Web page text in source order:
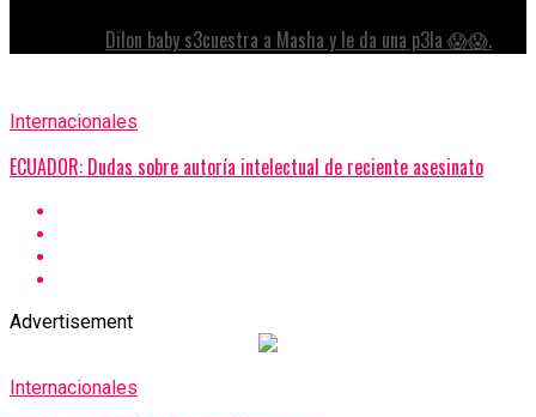
Dilon baby s3cuestra a Masha y le da una p3la 😱😱.
Internacionales
ECUADOR: Dudas sobre autoría intelectual de reciente asesinato
Advertisement
Internacionales